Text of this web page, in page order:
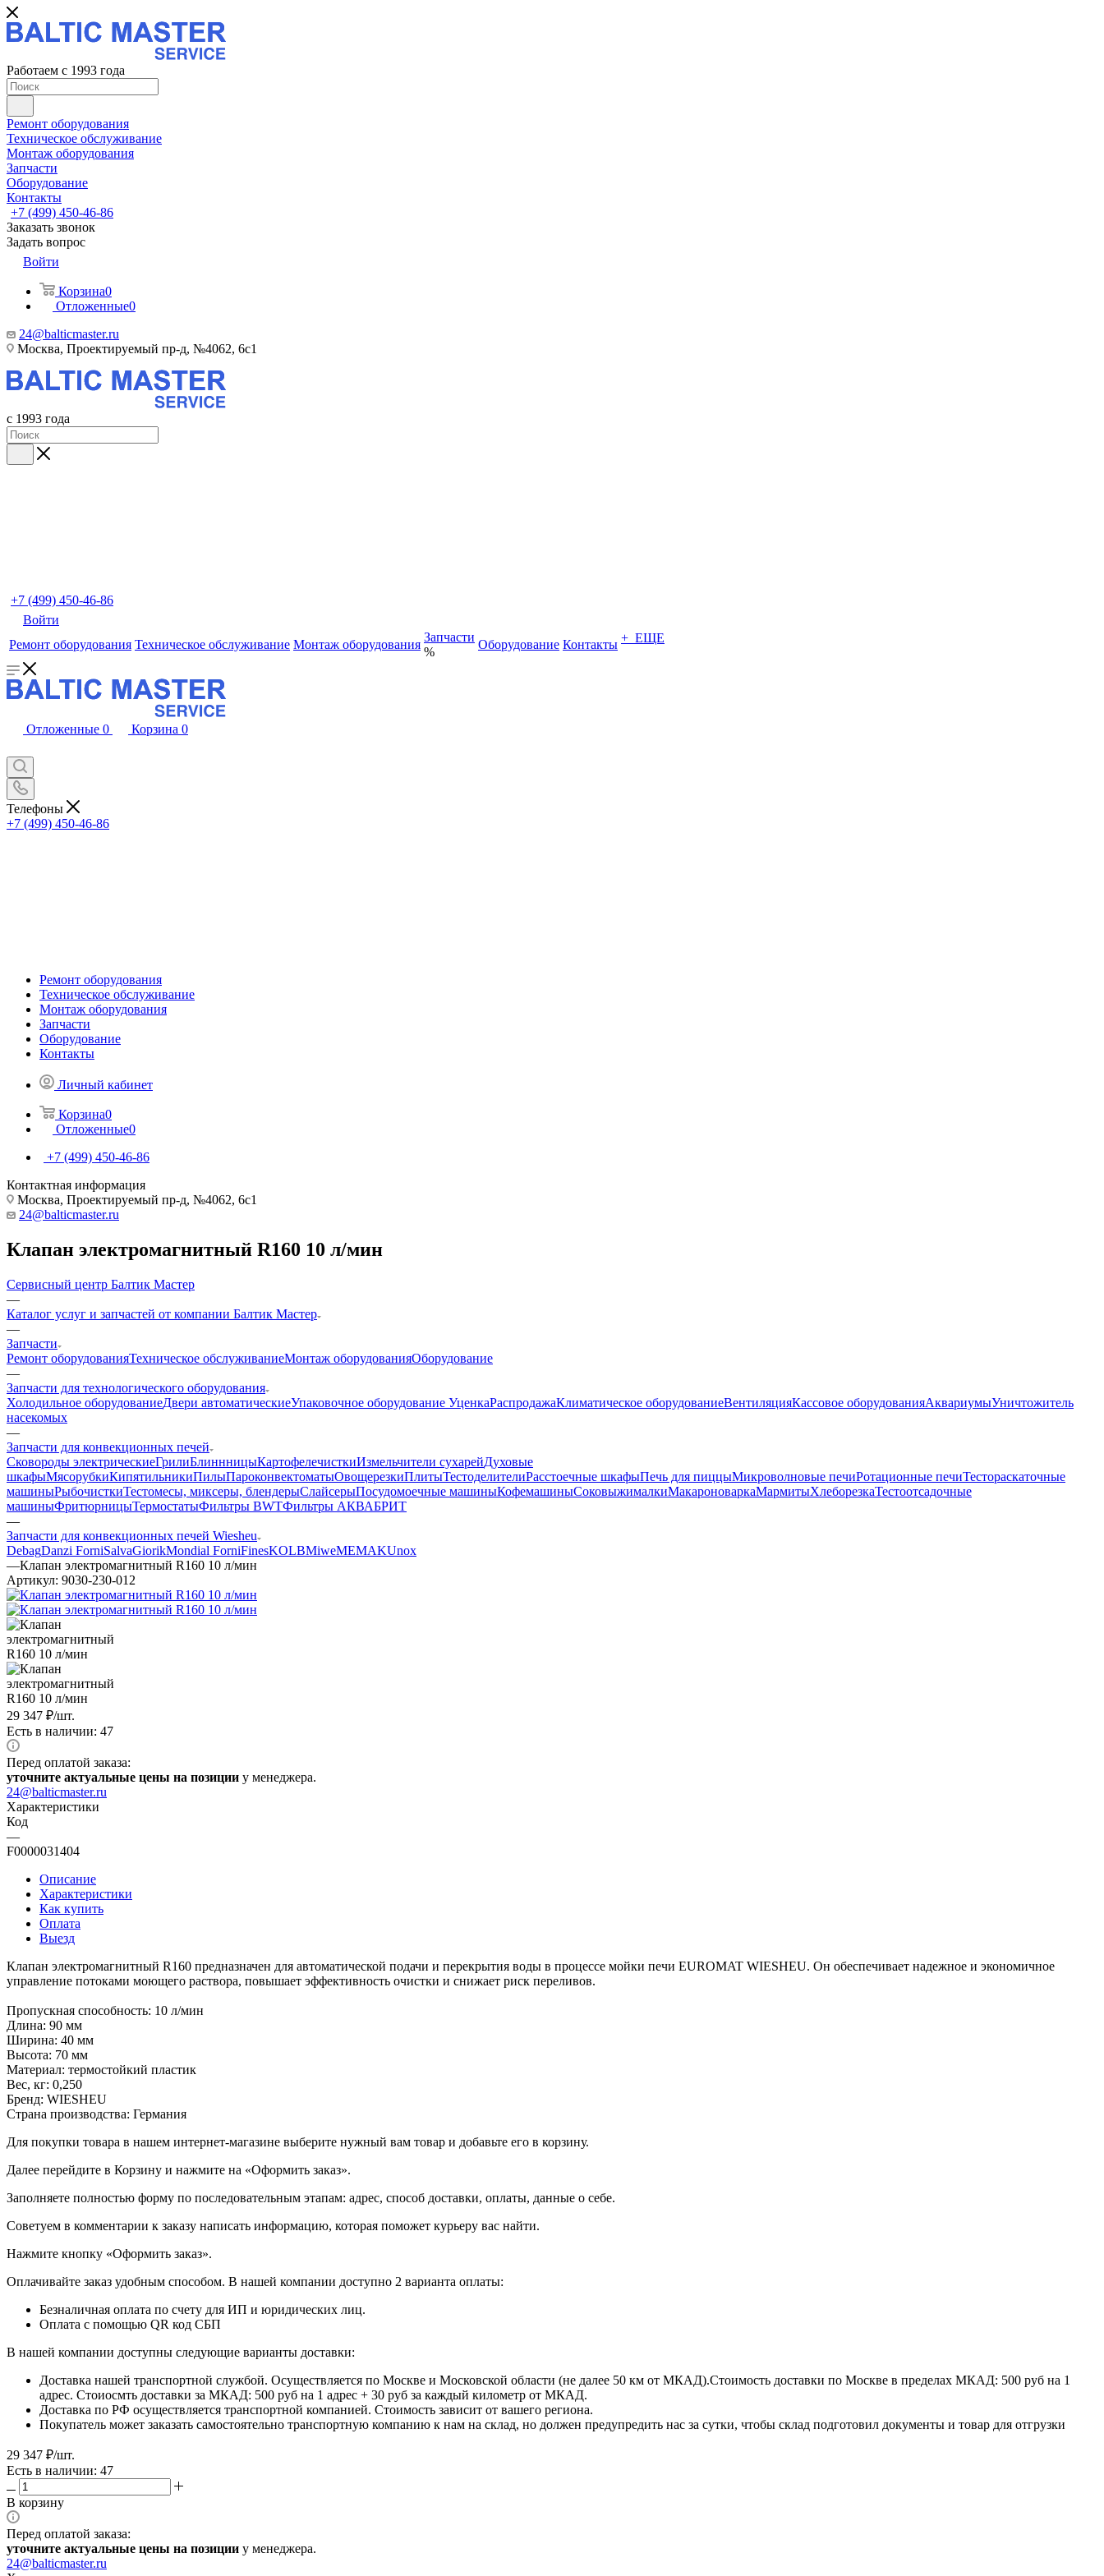
Работаем с 1993 года
Ремонт оборудования
Техническое обслуживание
Монтаж оборудования
Запчасти
Оборудование
Контакты
+7 (499) 450-46-86
Заказать звонок
Задать вопрос
Войти
Корзина0
Отложенные0
24@balticmaster.ru
Москва, Проектируемый пр-д, №4062, 6с1
с 1993 года
+7 (499) 450-46-86
Войти
Ремонт оборудования Техническое обслуживание Монтаж оборудования
Запчасти
%
Оборудование Контакты + ЕЩЕ
Отложенные 0 Корзина 0
Телефоны
+7 (499) 450-46-86
Ремонт оборудования
Техническое обслуживание
Монтаж оборудования
Запчасти
Оборудование
Контакты
Личный кабинет
Корзина0
Отложенные0
+7 (499) 450-46-86
Контактная информация
Москва, Проектируемый пр-д, №4062, 6с1
24@balticmaster.ru
Клапан электромагнитный R160 10 л/мин
Сервисный центр Балтик Мастер
—
Каталог услуг и запчастей от компании Балтик Мастер
—
Запчасти
Ремонт оборудованияТехническое обслуживаниеМонтаж оборудованияОборудование
—
Запчасти для технологического оборудования
Холодильное оборудованиеДвери автоматическиеУпаковочное оборудование УценкаРаспродажаКлиматическое оборудованиеВентиляцияКассовое оборудованияАквариумыУничтожитель
насекомых
—
Запчасти для конвекционных печей
Cковороды электрическиеГрилиБлиннницыКартофелечисткиИзмельчители сухарейДуховые
шкафыМясорубкиКипятильникиПилыПароконвектоматыОвощерезкиПлитыТестоделителиРасстоечные шкафыПечь для пиццыМикроволновые печиРотационные печиТестораскаточные
машиныРыбочисткиТестомесы, миксеры, блендерыСлайсерыПосудомоечные машиныКофемашиныСоковыжималкиМакароноваркаМармитыХлеборезкаТестоотсадочные
машиныФритюрницыТермостатыФильтры BWTФильтры АКВАБРИТ
—
Запчасти для конвекционных печей Wiesheu
DebagDanzi ForniSalvaGiorikMondial ForniFinesKOLBMiweMEMAKUnox
—Клапан электромагнитный R160 10 л/мин
Артикул: 9030-230-012
29 347 ₽/шт.
Есть в наличии: 47
Перед оплатой заказа:
уточните актуальные цены на позиции у менеджера.
24@balticmaster.ru
Характеристики
Код
—
F0000031404
Описание
Характеристики
Как купить
Оплата
Выезд
Клапан электромагнитный R160 предназначен для автоматической подачи и перекрытия воды в процессе мойки печи EUROMAT WIESHEU. Он обеспечивает надежное и экономичное
управление потоками моющего раствора, повышает эффективность очистки и снижает риск переливов.
Пропускная способность: 10 л/мин
Длина: 90 мм
Ширина: 40 мм
Высота: 70 мм
Материал: термостойкий пластик
Вес, кг: 0,250
Бренд: WIESHEU
Страна производства: Германия
Для покупки товара в нашем интернет-магазине выберите нужный вам товар и добавьте его в корзину.
Далее перейдите в Корзину и нажмите на «Оформить заказ».
​​​​​​​Заполняете полностью форму по последовательным этапам: адрес, способ доставки, оплаты, данные о себе.
​​​​​​​Советуем в комментарии к заказу написать информацию, которая поможет курьеру вас найти.
​​​​​​​Нажмите кнопку «Оформить заказ».
Оплачивайте заказ удобным способом. В нашей компании доступно 2 варианта оплаты:
Безналичная оплата по счету для ИП и юридических лиц.
Оплата с помощью QR код СБП
В нашей компании доступны следующие варианты доставки:
Доставка нашей транспортной службой. Осуществляется по Москве и Московской области (не далее 50 км от МКАД).Стоимость доставки по Москве в пределах МКАД: 500 руб на 1
адрес. Стоиосмть доставки за МКАД: 500 руб на 1 адрес + 30 руб за каждый километр от МКАД.
Доставка по РФ осуществляется транспортной компанией. Стоимость зависит от вашего региона.
Покупатель может заказать самостоятельно транспортную компанию к нам на склад, но должен предупредить нас за сутки, чтобы склад подготовил документы и товар для отгрузки
29 347 ₽/шт.
Есть в наличии: 47
В корзину
Перед оплатой заказа:
уточните актуальные цены на позиции у менеджера.
24@balticmaster.ru